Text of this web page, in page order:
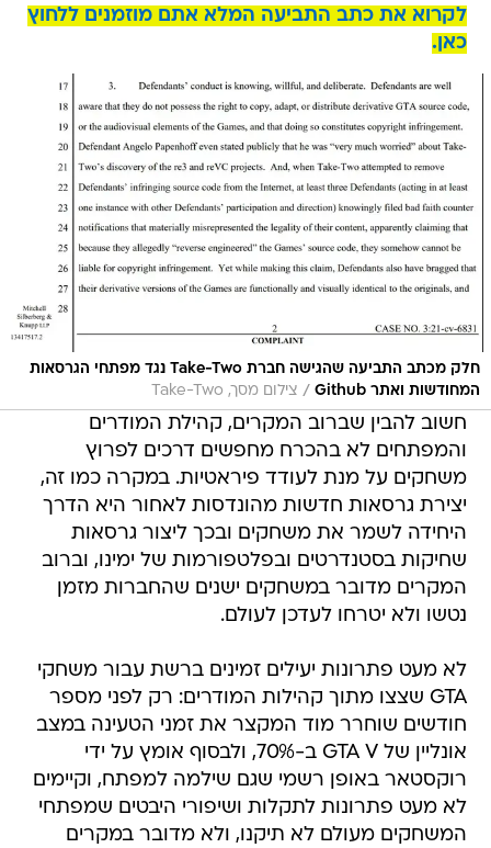
לקרוא את כתב התביעה המלא אתם מוזמנים ללחוץ
כאן.
חלק מכתב התביעה שהגישה חברת Take-Two נגד מפתחי הגרסאות
המחודשות ואתר Github
/ צילום מסך, Take-Two
חשוב להבין שברוב המקרים, קהילת המודרים
והמפתחים לא בהכרח מחפשים דרכים לפרוץ
משחקים על מנת לעודד פיראטיות. במקרה כמו זה,
יצירת גרסאות חדשות מהונדסות לאחור היא הדרך
היחידה לשמר את משחקים ובכך ליצור גרסאות
שחיקות בסטנדרטים ובפלטפורמות של ימינו, וברוב
המקרים מדובר במשחקים ישנים שהחברות מזמן
נטשו ולא יטרחו לעדכן לעולם.
לא מעט פתרונות יעילים זמינים ברשת עבור משחקי
GTA שצצו מתוך קהילות המודרים: רק לפני מספר
חודשים שוחרר מוד המקצר את זמני הטעינה במצב
אונליין של GTA V ב-70%, ולבסוף אומץ על ידי
רוקסטאר באופן רשמי שגם שילמה למפתח, וקיימים
לא מעט פתרונות לתקלות ושיפורי היבטים שמפתחי
המשחקים מעולם לא תיקנו, ולא מדובר במקרים